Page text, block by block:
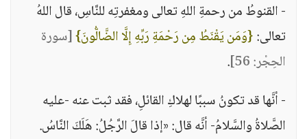
- القنوطُ من رحمةِ اللهِ تعالى ومغفرتِه للنَّاسِ، قال اللهُ
تعالى:{وَمَن يَقْنَطُ مِن رَحْمَةِ رَبِّهِ إِلَّا الضَّالُّونَ}[سورة
الحِجْر: 56]
.
- أنَّها قد تكونُ سببًا لهلاكِ القائلِ، فقد ثبت عنه -عليه
الصَّلاةُ والسَّلامُ- أنَّه قال: «إذا قالَ الرَّجُلُ: هَلَكَ النَّاسُ.